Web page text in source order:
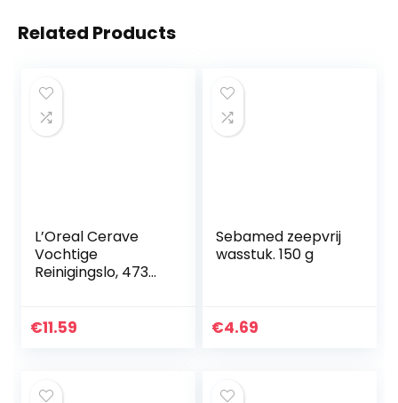
Related Products
L’Oreal Cerave
Vochtige
Reinigingslo, 473
€11.59
Sebamed zeepvrij
wasstuk. 150 g
€4.69